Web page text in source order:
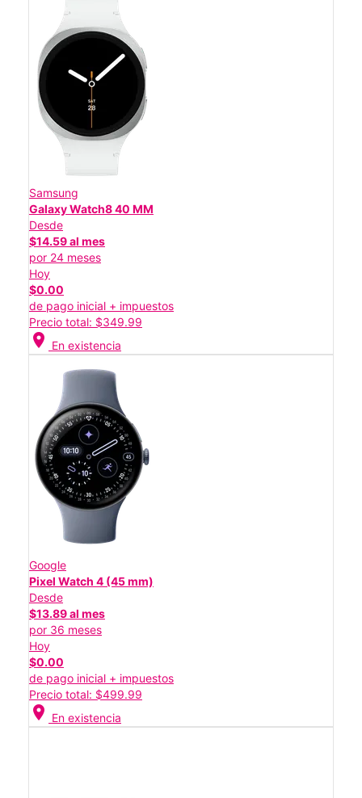
Samsung
Galaxy Watch8 40 MM
Desde
$14.59 al mes
por 24 meses
Hoy
$0.00
de pago inicial + impuestos
Precio total: $349.99
location_on En existencia
Google
Pixel Watch 4 (45 mm)
Desde
$13.89 al mes
por 36 meses
Hoy
$0.00
de pago inicial + impuestos
Precio total: $499.99
location_on En existencia